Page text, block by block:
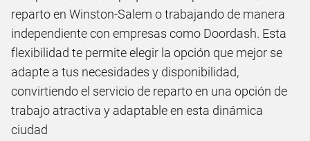
reparto en Winston-Salem o trabajando de manera
independiente con empresas como Doordash. Esta
flexibilidad te permite elegir la opción que mejor se
adapte a tus necesidades y disponibilidad,
convirtiendo el servicio de reparto en una opción de
trabajo atractiva y adaptable en esta dinámica
ciudad